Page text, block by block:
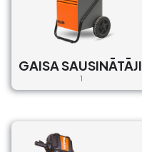
GAISA SAUSINĀTĀJI
1